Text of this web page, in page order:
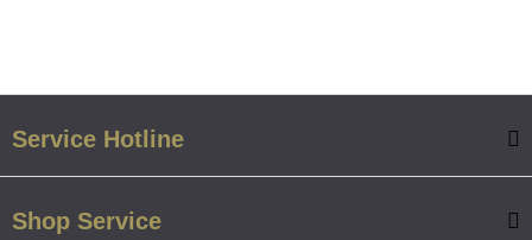
Service Hotline
Shop Service